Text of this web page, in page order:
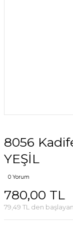
8056
YEŞİL
0 Yorum
780,00 TL
79,49 TL den